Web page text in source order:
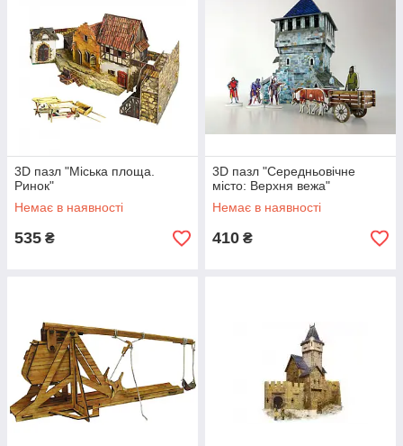
3D пазл "Міська площа.
Ринок"
Немає в наявності
535 ₴
3D пазл "Середньовічне
місто: Верхня вежа"
Немає в наявності
410 ₴